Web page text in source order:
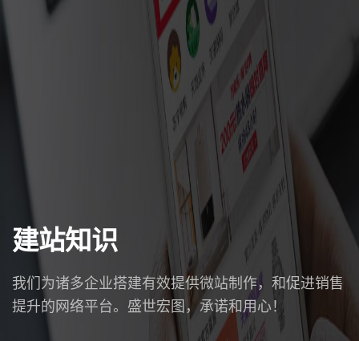
建站知识
我们为诸多企业搭建有效提供微站制作，和促进销售
提升的网络平台。盛世宏图，承诺和用心！